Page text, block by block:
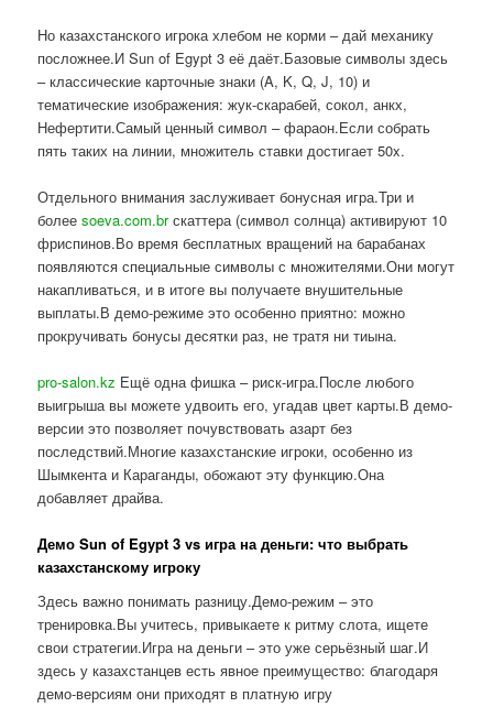
Но казахстанского игрока хлебом не корми – дай механику
посложнее.И Sun of Egypt 3 её даёт.Базовые символы здесь
– классические карточные знаки (A, K, Q, J, 10) и
тематические изображения: жук-скарабей, сокол, анкх,
Нефертити.Самый ценный символ – фараон.Если собрать
пять таких на линии, множитель ставки достигает 50x.
Отдельного внимания заслуживает бонусная игра.Три и
болееsoeva.com.brскаттера (символ солнца) активируют 10
фриспинов.Во время бесплатных вращений на барабанах
появляются специальные символы с множителями.Они могут
накапливаться, и в итоге вы получаете внушительные
выплаты.В демо-режиме это особенно приятно: можно
прокручивать бонусы десятки раз, не тратя ни тиына.
pro-salon.kz Ещё одна фишка – риск-игра.После любого
выигрыша вы можете удвоить его, угадав цвет карты.В демо-
версии это позволяет почувствовать азарт без
последствий.Многие казахстанские игроки, особенно из
Шымкента и Караганды, обожают эту функцию.Она
добавляет драйва.
Демо Sun of Egypt 3 vs игра на деньги: что выбрать
казахстанскому игроку
Здесь важно понимать разницу.Демо-режим – это
тренировка.Вы учитесь, привыкаете к ритму слота, ищете
свои стратегии.Игра на деньги – это уже серьёзный шаг.И
здесь у казахстанцев есть явное преимущество: благодаря
демо-версиям они приходят в платную игру